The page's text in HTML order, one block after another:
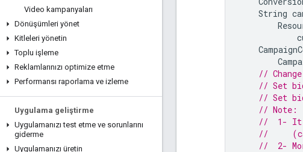
Video kampanyaları
Dönüşümleri yönet
Kitleleri yönetin
Toplu işleme
Reklamlarınızı optimize etme
Performansı raporlama ve izleme
Uygulama geliştirme
Uygulamanızı test etme ve sorunlarını
giderme
Uygulamanızı üretin
String
//
// Set
// Set
// Note:
//  1- It
//
//  2-